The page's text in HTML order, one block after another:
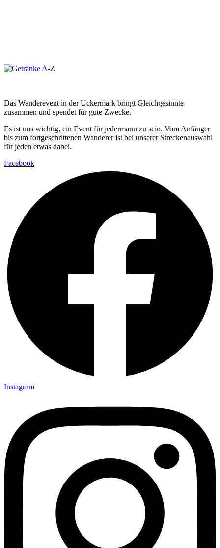
Das Wanderevent in der Uckermark bringt Gleichgesinnte
zusammen und spendet für gute Zwecke.
Es ist uns wichtig, ein Event für jedermann zu sein. Vom Anfänger
bis zum fortgeschrittenen Wanderer ist bei unserer Streckenauswahl
für jeden etwas dabei.
Facebook
Instagram